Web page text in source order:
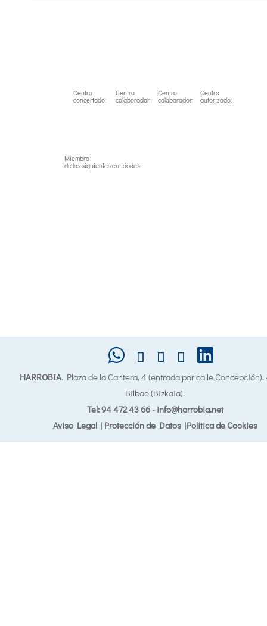
Centro
concertado:
Centro
colaborador:
Centro
colaborador:
Centro
autorizado:
Miembro
de las siguientes entidades:
HARROBIA. Plaza de la Cantera, 4 (entrada por calle
Bilbao (Bizkaia).
Tel: 94 472 43 66- info@harrobia.net
Aviso Legal| Protección de Datos|Política de Cookies